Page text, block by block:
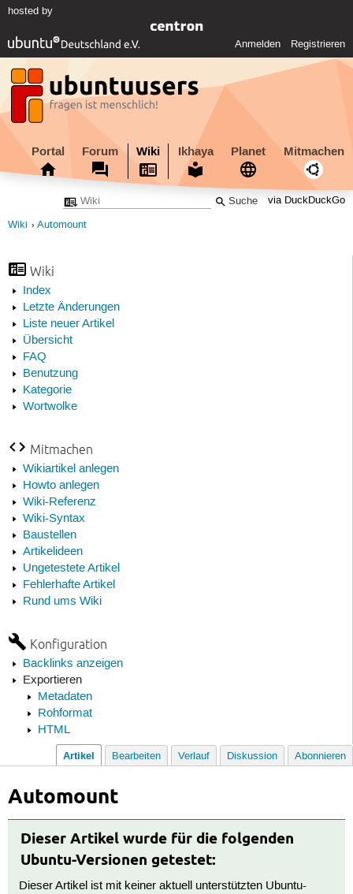
hosted by
Anmelden Registrieren
Portal Forum Wiki Ikhaya Planet Mitmachen
via DuckDuckGo
Wiki Automount
Wiki
Index
Letzte Änderungen
Liste neuer Artikel
Übersicht
FAQ
Benutzung
Kategorie
Wortwolke
Mitmachen
Wikiartikel anlegen
Howto anlegen
Wiki-Referenz
Wiki-Syntax
Baustellen
Artikelideen
Ungetestete Artikel
Fehlerhafte Artikel
Rund ums Wiki
Konfiguration
Backlinks anzeigen
Exportieren
Metadaten
Rohformat
HTML
Artikel Bearbeiten Verlauf Diskussion Abonnieren
Automount
Dieser Artikel wurde für die folgenden
Ubuntu-Versionen getestet:
Dieser Artikel ist mit keiner aktuell unterstützten Ubuntu-